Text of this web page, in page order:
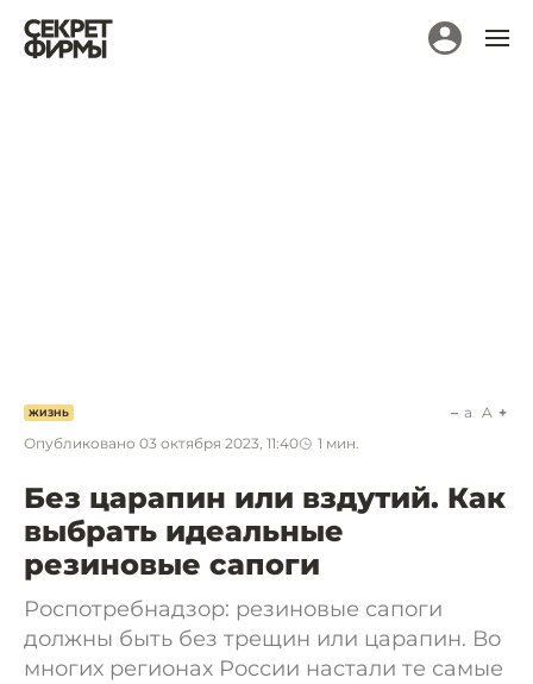
ЖИЗНЬ
Опубликовано 03 октября 2023, 11:40 1 мин.
a A
Без царапин или вздутий. Как
выбрать идеальные
резиновые сапоги
Роспотребнадзор: резиновые сапоги
должны быть без трещин или царапин. Во
многих регионах России настали те самые